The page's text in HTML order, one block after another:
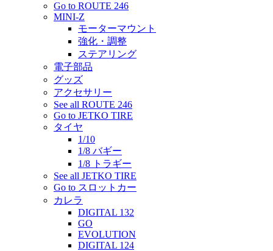
Go to ROUTE 246
MINI-Z
モーターマウント
強化・調整
ステアリング
電子部品
グッズ
アクセサリー
See all ROUTE 246
Go to JETKO TIRE
タイヤ
1/10
1/8 バギー
1/8 トラギー
See all JETKO TIRE
Go to スロットカー
カレラ
DIGITAL 132
GO
EVOLUTION
DIGITAL 124